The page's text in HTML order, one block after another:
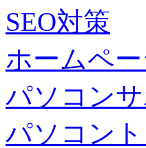
SEO対策
ホームペ
パソコンサ
パソコン